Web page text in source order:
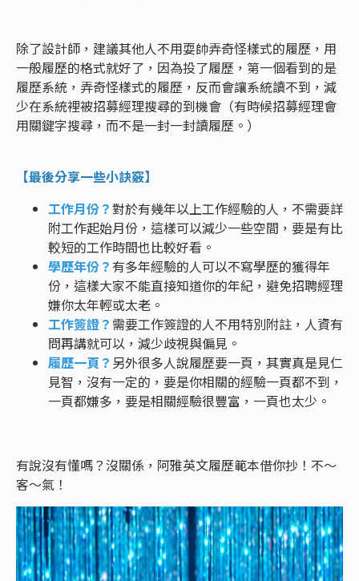
除了設計師，建議其他人不用耍帥弄奇怪樣式的履歷，用
一般履歷的格式就好了，因為投了履歷，第一個看到的是
履歷系統，弄奇怪樣式的履歷，反而會讓系統讀不到，減
少在系統裡被招募經理搜尋的到機會（有時候招募經理會
用關鍵字搜尋，而不是一封一封讀履歷。）
【最後分享一些小訣竅】
工作月份？對於有幾年以上工作經驗的人，不需要詳
附工作起始月份，這樣可以減少一些空間，要是有比
較短的工作時間也比較好看。
學歷年份？ 有多年經驗的人可以不寫學歷的獲得年
份，這樣大家不能直接知道你的年紀，避免招聘經理
嫌你太年輕或太老。
工作簽證？ 需要工作簽證的人不用特別附註，人資有
問再講就可以，減少歧視與偏見。
履歷一頁？ 另外很多人說履歷要一頁，其實真是見仁
見智，沒有一定的，要是你相關的經驗一頁都不到，
一頁都嫌多，要是相關經驗很豐富，一頁也太少。
有說沒有懂嗎？沒關係，阿雅英文履歷範本借你抄！不～
客～氣！